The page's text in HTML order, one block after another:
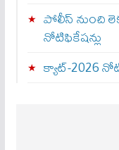
పోలీస్ నుంచి
నోటిఫికేషన్లు
క్యాట్-2026